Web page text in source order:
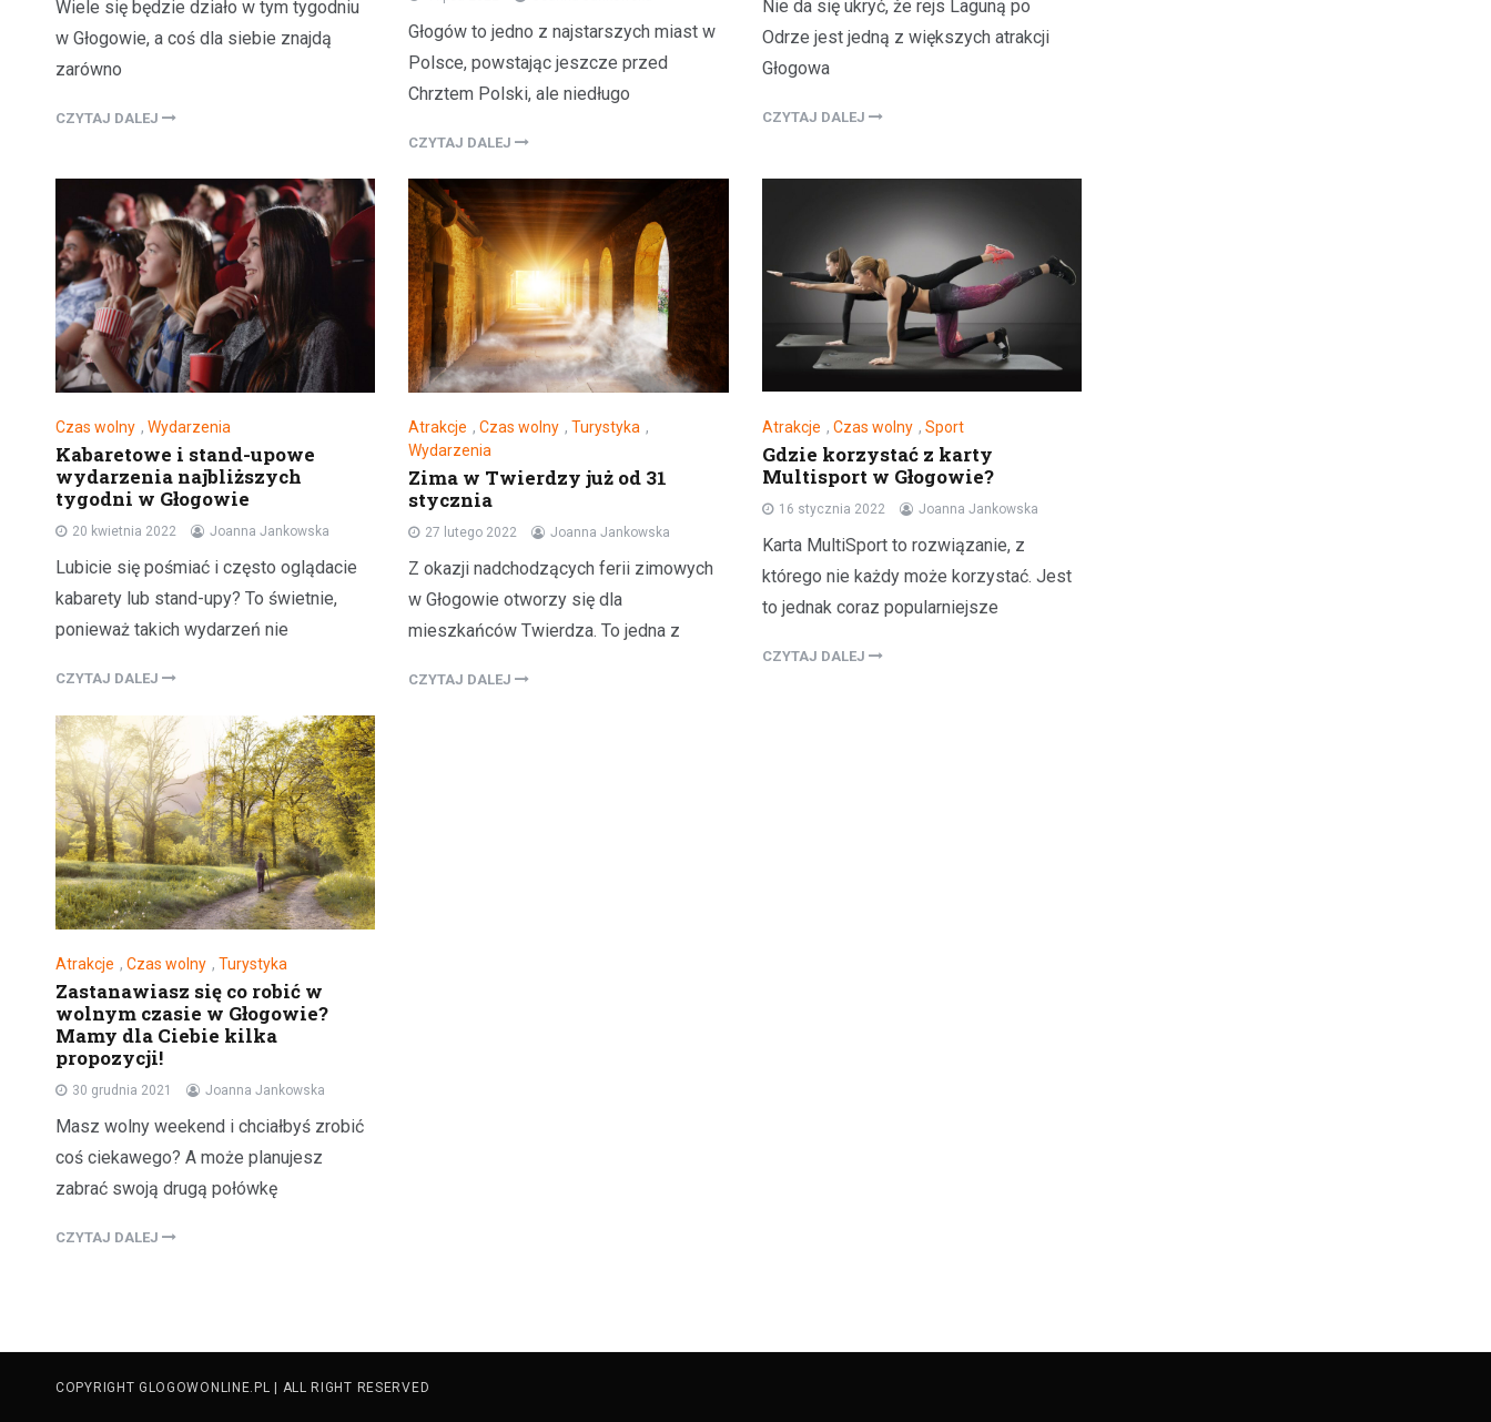
Wiele się będzie działo w tym tygodniu
w Głogowie, a coś dla siebie znajdą
zarówno
CZYTAJ DALEJ
Głogów to jedno z najstarszych miast w
Polsce, powstając jeszcze przed
Chrztem Polski, ale niedługo
CZYTAJ DALEJ
Nie da się ukryć, że rejs Laguną po
Odrze jest jedną z większych atrakcji
Głogowa
CZYTAJ DALEJ
Czas wolny , Wydarzenia
Kabaretowe i stand-upowe
wydarzenia najbliższych
tygodni w Głogowie
20 kwietnia 2022 Joanna Jankowska
Lubicie się pośmiać i często oglądacie
kabarety lub stand-upy? To świetnie,
ponieważ takich wydarzeń nie
CZYTAJ DALEJ
Atrakcje ,Czas wolny ,Turystyka ,
Wydarzenia
Zima w Twierdzy już od 31
stycznia
27 lutego 2022 Joanna Jankowska
Z okazji nadchodzących ferii zimowych
w Głogowie otworzy się dla
mieszkańców Twierdza. To jedna z
CZYTAJ DALEJ
Atrakcje , Czas wolny , Sport
Gdzie korzystać z karty
Multisport w Głogowie?
16 stycznia 2022 Joanna Jankowska
Karta MultiSport to rozwiązanie, z
którego nie każdy może korzystać. Jest
to jednak coraz popularniejsze
CZYTAJ DALEJ
Atrakcje , Czas wolny , Turystyka
Zastanawiasz się co robić w
wolnym czasie w Głogowie?
Mamy dla Ciebie kilka
propozycji!
30 grudnia 2021 Joanna Jankowska
Masz wolny weekend i chciałbyś zrobić
coś ciekawego? A może planujesz
zabrać swoją drugą połówkę
CZYTAJ DALEJ
COPYRIGHT GLOGOWONLINE.PL | ALL RIGHT RESERVED